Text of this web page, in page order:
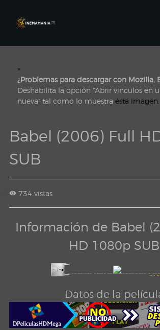
×
¿Problemas para descargar con Mozilla,
Deshabilita la opción "Abrir vinculos en
nueva" tal como lo muestra ésta imagen.
Babel (2006) Full
SUB
734 vistas
Información de Babel
HD 1080p SUB
Datos de la